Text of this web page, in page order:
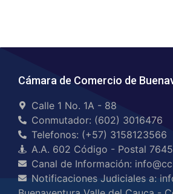
Cámara de Comercio de
Calle 1 No. 1A - 88
Conmutador: (602) 3016476
Telefonos: (+57) 3158123566
A.A. 602 Código - Postal
Canal de Información:
Notificaciones Judiciales a: